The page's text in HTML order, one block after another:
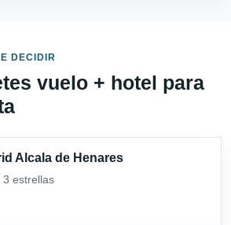
DECIDIR
vuelo + hotel para
Alcala de Henares
3 estrellas